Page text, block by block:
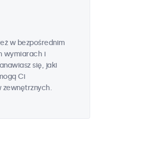
w bezpośrednim
wymiarach i
się, jaki
Ci
zewnętrznych.